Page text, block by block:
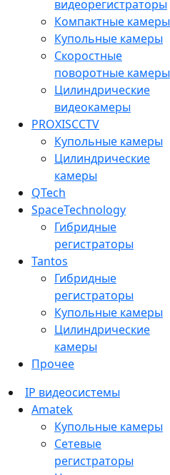
видеорегистраторы
Компактные камеры
Купольные камеры
Скоростные
поворотные камеры
Цилиндрические
видеокамеры
PROXISCCTV
Купольные камеры
Цилиндрические
камеры
QTech
SpaceTechnology
Гибридные
регистраторы
Tantos
Гибридные
регистраторы
Купольные камеры
Цилиндрические
камеры
Прочее
IP видеосистемы
Amatek
Купольные камеры
Сетевые
регистраторы